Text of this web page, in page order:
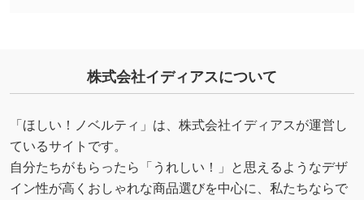
株式会社イディアスについて
「ほしい！ノベルティ」は、株式会社イディアスが運営し
ているサイトです。
自分たちがもらったら「うれしい！」と思えるようなデザ
イン性が高くおしゃれな商品選びを中心に、私たちならで